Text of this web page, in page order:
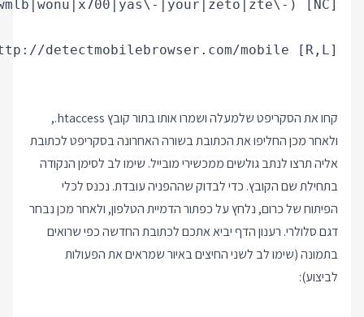
קחו את הסקריפט שלמעלה ושמרו אותו בתור קובץ .htaccess
,
ולאחר מכן החליפו את הכתובת בשורה האחרונה בסקריפט לכתובת
אליה תרצו לנתב גולשים ממכשירי מובייל. שימו לב לסימן הנקודה
בתחילת שם הקובץ. כדי לבדוק שההפניה עובדת. נכנס לכלי
הפיתוח של כרום, נלחץ על כפתור הדמיית הטלפון, ולאחר מכן נבחר
דגם סלולרי. רענון הדף יביא אתכם לכתובת החדשה כפי שרואים
בתמונה (שימו לב לשני החיצים באיור שמראים את הפעולות
לביצוע):